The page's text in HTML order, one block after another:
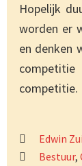
Hopelijk
worden er
en denken
competitie.
Edwin
Bestuur,